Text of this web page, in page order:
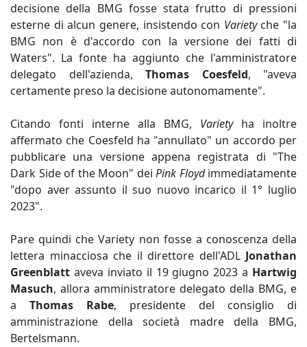
decisione della BMG fosse stata frutto di pressioni
esterne di alcun genere, insistendo con Varietyche "la
BMG non è d'accordo con la versione dei fatti di
Waters". La fonte ha aggiunto che l'amministratore
delegato dell'azienda, Thomas Coesfeld, "aveva
certamente preso la decisione autonomamente".
Citando fonti interne alla BMG, Varietyha inoltre
affermato che Coesfeld ha "annullato" un accordo per
pubblicare una versione appena registrata di "The
Dark Side of the Moon" dei Pink Floydimmediatamente
"dopo aver assunto il suo nuovo incarico il 1° luglio
2023".
Pare quindi che Variety non fosse a conoscenza della
lettera minacciosa che il direttore dell'ADL Jonathan
Greenblatt aveva inviato il 19 giugno 2023 a Hartwig
Masuch, allora amministratore delegato della BMG, e
a Thomas Rabe, presidente del consiglio di
amministrazione della società madre della BMG,
Bertelsmann.